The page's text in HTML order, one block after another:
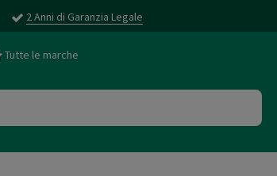
2 Anni di Garanzia Legale
Tutte le marche